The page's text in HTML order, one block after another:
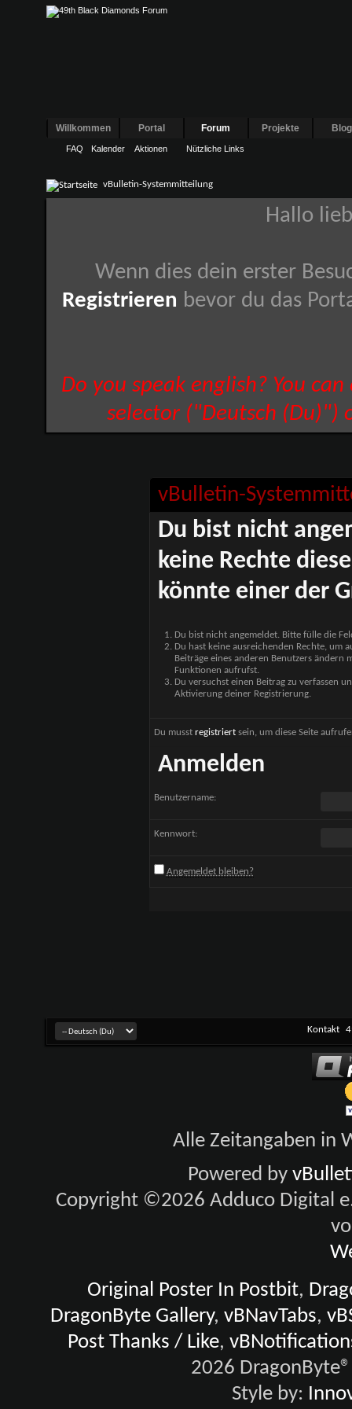
Willkommen Portal Forum
FAQ Kalender Aktionen Nützliche Links
Projekte
vBulletin-Systemmitteilung
Hallo
Wenn dies dein erster
Registrieren bevor du das
Do you speak english? You
selector ("Deutsch (Du)")
vBulletin-
Du bist nicht
keine Rechte
könnte einer der
Du bist nicht angemeldet. Bitte fülle die
Du hast keine ausreichenden Rechte, um
Beiträge eines anderen Benutzers
Funktionen aufrufst.
Du versuchst einen Beitrag zu verfassen
Aktivierung deiner Registrierung.
Du musst registriertsein, um diese Seite
Anmelden
Benutzername:
Kennwort:
Angemeldet bleiben?
Kontakt
Alle Zeitangaben in
Powered by
Copyright ©2026 Adduco Digital
Original Poster In Postbit,
DragonByte Gallery,vBNavTabs,
Post Thanks / Like,
2026
Style by: